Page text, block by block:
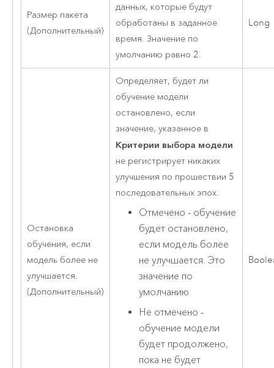
Размер пакета
(Дополнительный)
данных, которые будут
обработаны в заданное
время. Значение по
умолчанию равно 2.
Long
Остановка
обучения, если
модель более не
улучшается.
(Дополнительный)
Определяет, будет ли
обучение модели
остановлено, если
значение, указанное в
Критерии выбора модели
не регистрирует никаких
улучшения по прошествии 5
последовательных эпох.
Отмечено - обучение
будет остановлено,
если модель более
не улучшается. Это
значение по
умолчанию
Не отмечено -
обучение модели
будет продолжено,
пока не будет